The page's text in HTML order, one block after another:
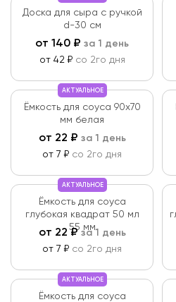
Доска для сыра с ручкой
d-30 см
от 140 ₽ за 1 день
от 42 ₽ со 2го дня
АКТУАЛЬНОЕ
Ёмкость для соуса 90х70
мм белая
от 22 ₽ за 1 день
от 7 ₽ со 2го дня
АКТУАЛЬНОЕ
Ёмкость для соуса
глубокая квадрат 50 мл
55 мм
от 22₽за 1 день
от 7 ₽ со 2го дня
АКТУАЛЬНОЕ
Ёмкость для соуса